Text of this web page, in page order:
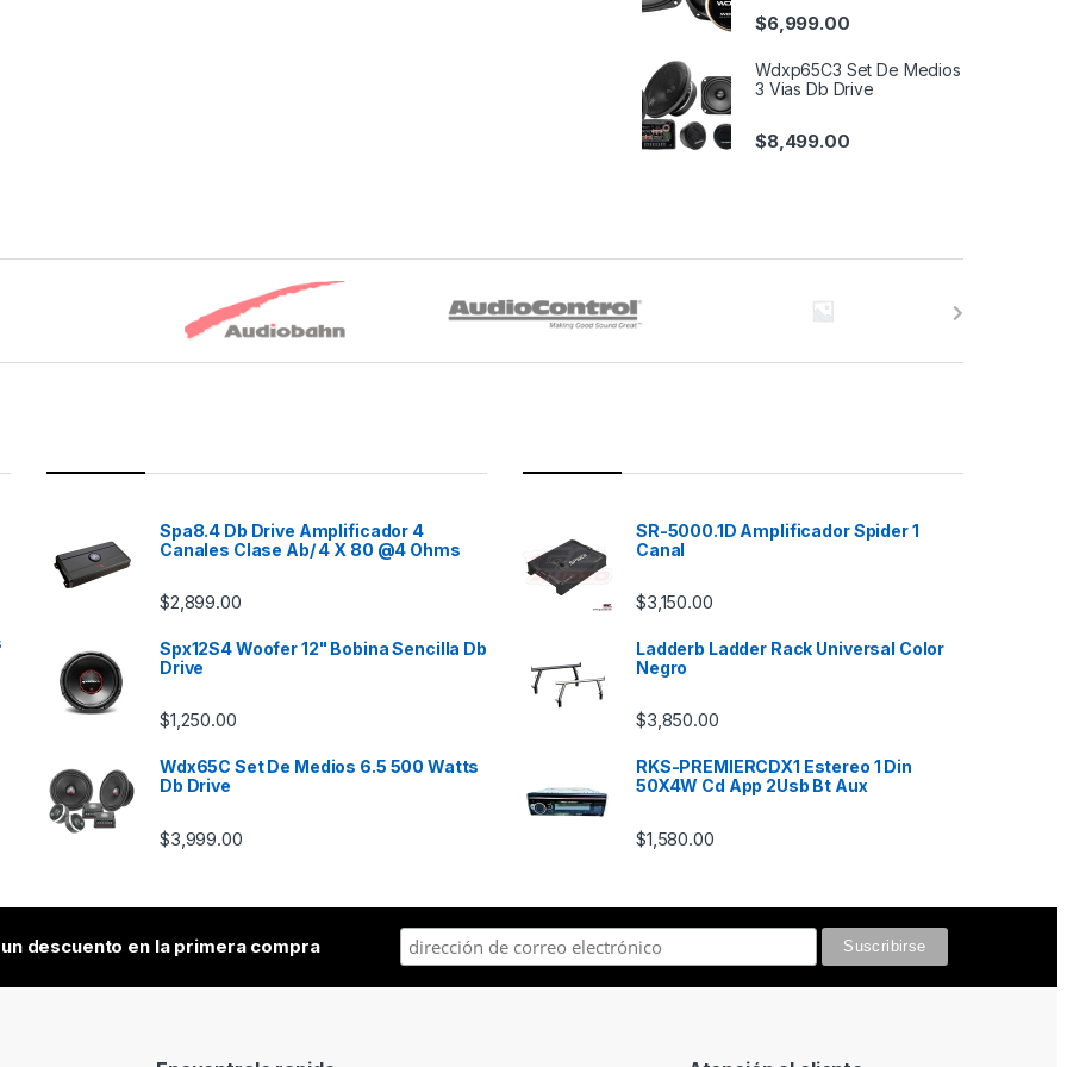
$6,999.00
Wdxp65C3 Set De Medios
3 Vias Db Drive
$8,499.00
Spa8.4 Db Drive Amplificador 4
Canales Clase Ab/ 4 X 80 @4 Ohms
$2,899.00
Spx12S4 Woofer 12" Bobina Sencilla Db
Drive
$1,250.00
Wdx65C Set De Medios 6.5 500 Watts
Db Drive
$3,999.00
SR-5000.1D Amplificador Spider 1
Canal
$3,150.00
Ladderb Ladder Rack Universal Color
Negro
$3,850.00
RKS-PREMIERCDX1 Estereo 1 Din
50X4W Cd App 2Usb Bt Aux
$1,580.00
un descuento en la primera compra